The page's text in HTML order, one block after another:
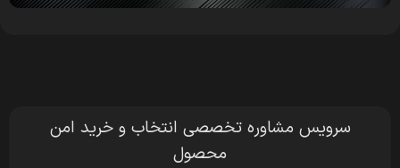
سرویس مشاوره تخصصی انتخاب و خرید امن
محصول